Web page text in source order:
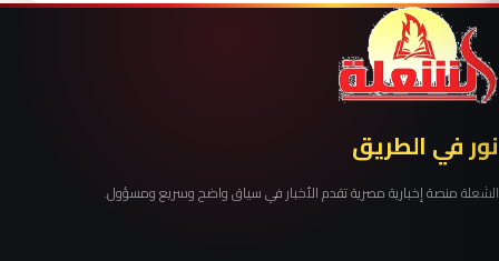
نور في الطريق
الشعلة منصة إخبارية مصرية تقدم الأخبار في سياق واضح وسريع ومسؤول.